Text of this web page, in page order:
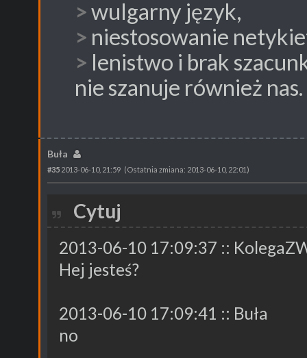
wulgarny język,
niestosowanie
lenistwo i brak
nie szanuje również nas.
Buła
#35 2013-06-10, 21:59 (Ostatnia zmiana: 2013-06-10, 22:01)
Cytuj
2013-06-10 17:09:37 ::
Hej jesteś?
2013-06-10 17:09:41 :: Buła
no